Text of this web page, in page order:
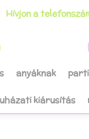
Hívjon a
anyáknak
kiárusítás